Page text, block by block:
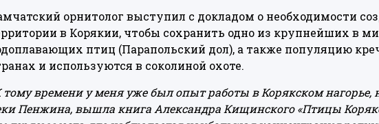
орнитолог выступил с докладом о необходимости
в Корякии, чтобы сохранить одно из крупнейших в
птиц (Парапольский дол), а также популяцию
и используются в соколиной охоте.
тому времени у меня уже был опыт работы в Корякском нагорье,
Пенжина, вышла книга Александра Кищинского «Птицы